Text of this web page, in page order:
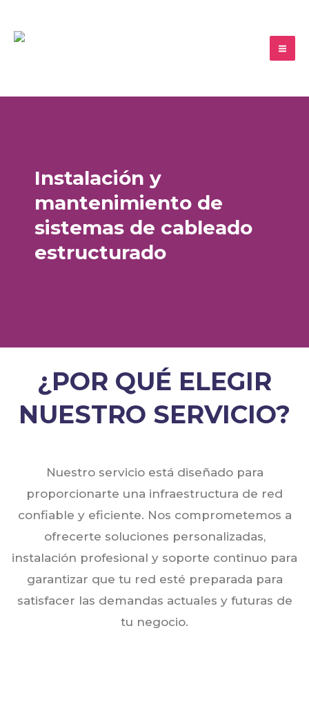
Instalación y
mantenimiento de
sistemas de cableado
estructurado
¿POR QUÉ ELEGIR
NUESTRO SERVICIO?
Nuestro servicio está diseñado para
proporcionarte una infraestructura de red
confiable y eficiente. Nos comprometemos a
ofrecerte soluciones personalizadas,
instalación profesional y soporte continuo para
garantizar que tu red esté preparada para
satisfacer las demandas actuales y futuras de
tu negocio.